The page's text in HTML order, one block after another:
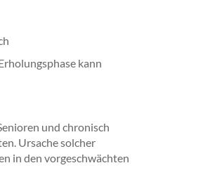
kann
und chronisch
Ursache solcher
in den vorgeschwächten